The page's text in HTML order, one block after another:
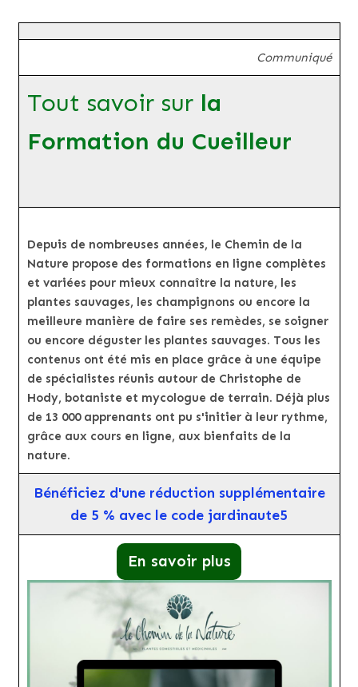
Communiqué
Tout savoir sur la
Formation du Cueilleur
Depuis de nombreuses années, le Chemin de la
Nature propose des formations en ligne complètes
et variées pour mieux connaître la nature, les
plantes sauvages, les champignons ou encore la
meilleure manière de faire ses remèdes, se soigner
ou encore déguster les plantes sauvages. Tous les
contenus ont été mis en place grâce à une équipe
de spécialistes réunis autour de Christophe de
Hody, botaniste et mycologue de terrain. Déjà plus
de 13 000 apprenants ont pu s'initier à leur rythme,
grâce aux cours en ligne, aux bienfaits de la
nature.
Bénéficiez d'une réduction supplémentaire
de 5 % avec le code jardinaute5
En savoir plus